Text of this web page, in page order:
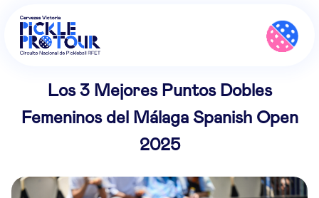
Los 3 Mejores Puntos Dobles
Femeninos del Málaga Spanish Open
2025